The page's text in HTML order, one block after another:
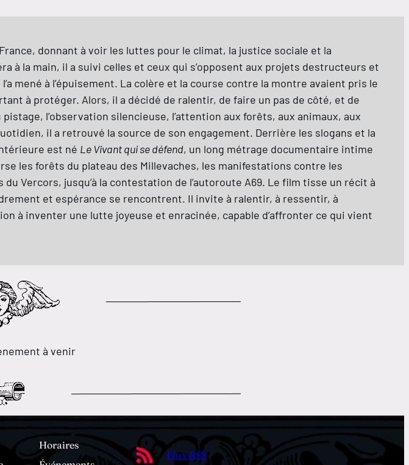
donnant à voir les luttes pour le climat, la justice sociale et la
à la main, il a suivi celles et ceux qui s’opposent aux projets destructeurs et
mené à l’épuisement. La colère et la course contre la montre avaient pris le
à protéger. Alors, il a décidé de ralentir, de faire un pas de côté, et de
l’observation silencieuse, l’attention aux forêts, aux animaux, aux
il a retrouvé la source de son engagement. Derrière les slogans et la
est né Le Vivant qui se défend, un long métrage documentaire intime
les forêts du plateau des Millevaches, les manifestations contre les
Vercors, jusqu’à la contestation de l’autoroute A69. Le film tisse un récit à
et espérance se rencontrent. Il invite à ralentir, à ressentir, à
à inventer une lutte joyeuse et enracinée, capable d’affronter ce qui vient
à venir
Horaires
Flux RSS